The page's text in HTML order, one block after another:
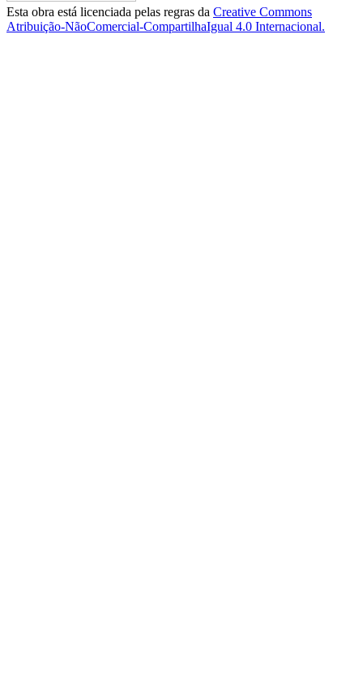
Esta obra está licenciada pelas regras da Creative Commons
Atribuição-NãoComercial-CompartilhaIgual 4.0 Internacional.